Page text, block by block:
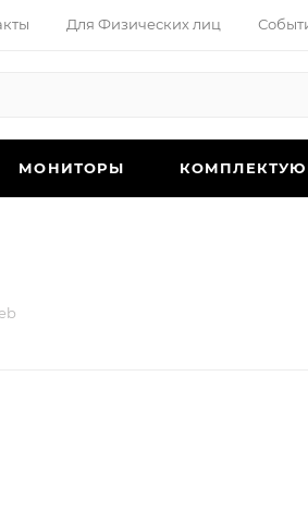
Для Физических лиц
МОНИТОРЫ